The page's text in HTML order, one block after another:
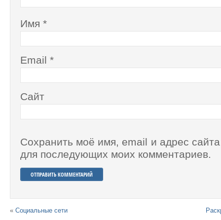
Имя *
Email *
Сайт
Сохранить моё имя, email и адрес
для последующих моих комментариев.
« Социальные сети